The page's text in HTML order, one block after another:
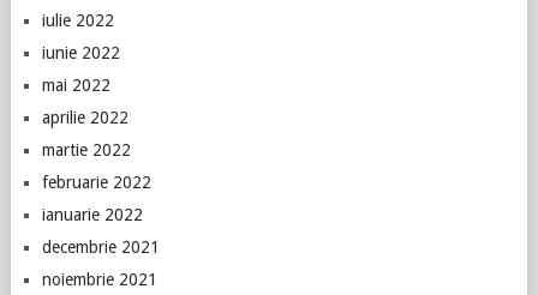
iulie 2022
iunie 2022
mai 2022
aprilie 2022
martie 2022
februarie 2022
ianuarie 2022
decembrie 2021
noiembrie 2021